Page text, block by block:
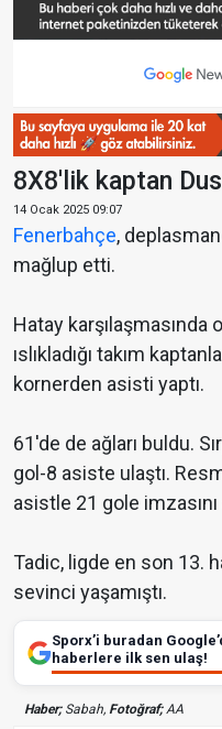
8X8'lik kaptan
14 Ocak 2025 09:07
Fenerbahçe,
mağlup etti.
Hatay karşılaşmasında
ıslıkladığı takım
kornerden asisti yaptı.
61'de de ağları buldu.
gol-8 asiste ulaştı.
asistle 21 gole imzasını
Tadic, ligde en son 13.
sevinci yaşamıştı.
Sporx’i buradan
haberlere ilk sen ulaş!
Haber;Sabah, Fotoğraf;AA